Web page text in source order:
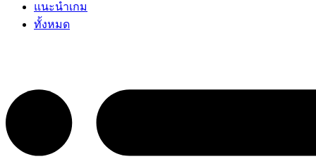
แนะนำเกม
ทั้งหมด